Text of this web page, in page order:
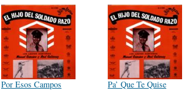
Por Esos Campos Pa’ Que Te Quise